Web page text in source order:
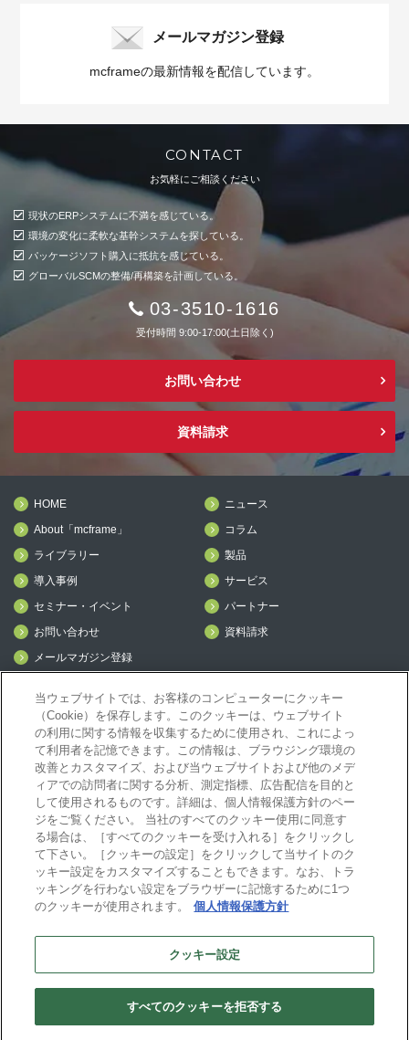
メールマガジン登録
mcframeの最新情報を配信しています。
CONTACT
お気軽にご相談ください
現状のERPシステムに不満を感じている。
環境の変化に柔軟な基幹システムを探している。
パッケージソフト購入に抵抗を感じている。
グローバルSCMの整備/再構築を計画している。
03-3510-1616
受付時間 9:00-17:00(土日除く)
お問い合わせ
資料請求
HOME
ニュース
About「mcframe」
コラム
ライブラリー
製品
導入事例
サービス
セミナー・イベント
パートナー
お問い合わせ
資料請求
メールマガジン登録
mcframeナビ（ユーザ登録者）
mcframeユーザ会サイト（MCUG会員専用）
ID発行をご希望の方はこちら
パートナー専用サイト
mcframe GAパートナー専用サイト
MIJS
B-EN-Gについて
ビジネスエンジニアリング株式会社
当ウェブサイトでは、お客様のコンピューターにクッキー
（Cookie）を保存します。このクッキーは、ウェブサイト
の利用に関する情報を収集するために使用され、これによっ
て利用者を記憶できます。この情報は、ブラウジング環境の
改善とカスタマイズ、および当ウェブサイトおよび他のメデ
ィアでの訪問者に関する分析、測定指標、広告配信を目的と
して使用されるものです。詳細は、個人情報保護方針のペー
ジをご覧ください。 当社のすべてのクッキー使用に同意す
る場合は、［すべてのクッキーを受け入れる］をクリックし
て下さい。［クッキーの設定］をクリックして当サイトのク
ッキー設定をカスタマイズすることもできます。なお、トラ
ッキングを行わない設定をブラウザーに記憶するために1つ
のクッキーが使用されます。
個人情報保護方針
クッキー設定
すべてのクッキーを拒否する